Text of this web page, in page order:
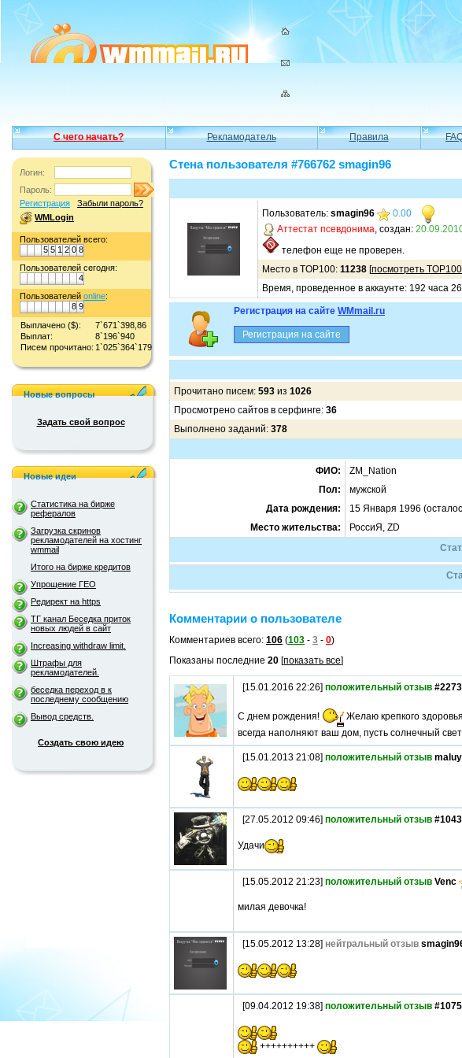
С чего начать? Рекламодатель Правила
Логин:
Пароль:
Регистрация
Забыли пароль?
WMLogin
Пользователей всего:
5 5 1 2 0 8
Пользователей сегодня:
4
Пользователей online:
8 9
Выплачено ($):
7`671`398,86
Выплат:
8`196`940
Писем прочитано: 1`025`364`179
Новые вопросы
Задать свой вопрос
Новые идеи
Статистика на бирже
рефералов
Загрузка скринов
рекламодателей на хостинг
wmmail
Итого на бирже кредитов
Упрощение ГЕО
Редирект на https
ТГ канал Беседка приток
новых людей в сайт
Increasing withdraw limit.
Штрафы для
рекламодателей.
беседка переход в к
последнему сообщению
Вывод средств.
Создать свою идею
Стена пользователя #766762 smagin96
Пользователь: smagin96
0.00
Аттестат псевдонима, создан:
телефон еще не проверен.
Место в TOP100: 11238 [посмотреть TOP100
Время, проведенное в аккаунте: 192 часа
Регистрация на сайте WMmail.ru
Прочитано писем: 593 из 1026
Просмотрено сайтов в серфинге: 36
Выполнено заданий: 378
ФИО:
ZM_Nation
Пол:
мужской
Дата рождения:
15 Января 1996
Место жительства:
РоссиЯ, ZD
Комментарии о пользователе
Комментариев всего: 106 (103 - 3 - 0)
Показаны последние 20 [показать все]
[15.01.2016 22:26] положительный отзыв
С днем рождения!
Желаю крепкого
всегда наполняют ваш дом, пусть солнечный
[15.01.2013 21:08] положительный отзыв
[27.05.2012 09:46] положительный отзыв
Удачи
[15.05.2012 21:23] положительный отзыв Venc
милая девочка!
[15.05.2012 13:28] нейтральный отзыв
[09.04.2012 19:38] положительный отзыв
++++++++++